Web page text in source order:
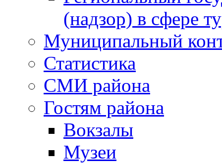
(надзор) в сфере
Муниципальный
Статистика
СМИ района
Гостям района
Вокзалы
Музеи